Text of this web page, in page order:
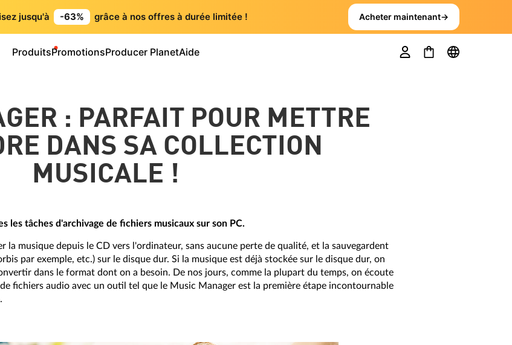
jusqu'à -63% grâce à nos offres à durée limitée ! Acheter maintenant→
ProduitsPromotionsProducer PlanetAide
: PARFAIT POUR METTRE
DANS SA COLLECTION
MUSICALE !
les tâches d'archivage de fichiers musicaux sur son PC.
la musique depuis le CD vers l'ordinateur, sans aucune perte de qualité, et la sauvegardent
par exemple, etc.) sur le disque dur. Si la musique est déjà stockée sur le disque dur, on
dans le format dont on a besoin. De nos jours, comme la plupart du temps, on écoute
fichiers audio avec un outil tel que le Music Manager est la première étape incontournable